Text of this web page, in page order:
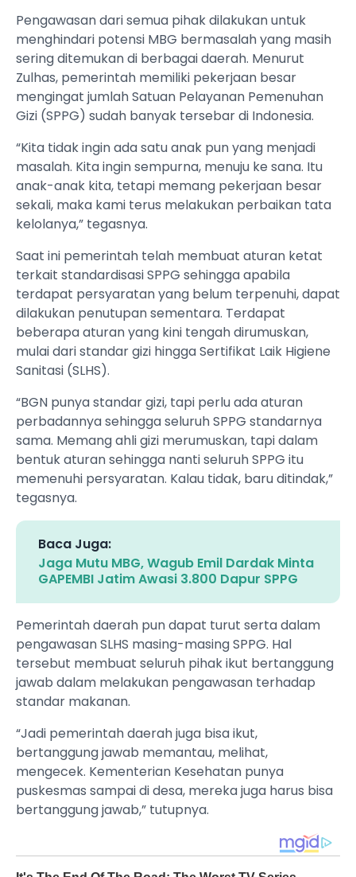
Pengawasan dari semua pihak dilakukan untuk
menghindari potensi MBG bermasalah yang masih
sering ditemukan di berbagai daerah. Menurut
Zulhas, pemerintah memiliki pekerjaan besar
mengingat jumlah Satuan Pelayanan Pemenuhan
Gizi (SPPG) sudah banyak tersebar di Indonesia.
“Kita tidak ingin ada satu anak pun yang menjadi
masalah. Kita ingin sempurna, menuju ke sana. Itu
anak-anak kita, tetapi memang pekerjaan besar
sekali, maka kami terus melakukan perbaikan tata
kelolanya,” tegasnya.
Saat ini pemerintah telah membuat aturan ketat
terkait standardisasi SPPG sehingga apabila
terdapat persyaratan yang belum terpenuhi, dapat
dilakukan penutupan sementara. Terdapat
beberapa aturan yang kini tengah dirumuskan,
mulai dari standar gizi hingga Sertifikat Laik Higiene
Sanitasi (SLHS).
“BGN punya standar gizi, tapi perlu ada aturan
perbadannya sehingga seluruh SPPG standarnya
sama. Memang ahli gizi merumuskan, tapi dalam
bentuk aturan sehingga nanti seluruh SPPG itu
memenuhi persyaratan. Kalau tidak, baru ditindak,”
tegasnya.
Baca Juga:
Jaga Mutu MBG, Wagub Emil Dardak Minta
GAPEMBI Jatim Awasi 3.800 Dapur SPPG
Pemerintah daerah pun dapat turut serta dalam
pengawasan SLHS masing-masing SPPG. Hal
tersebut membuat seluruh pihak ikut bertanggung
jawab dalam melakukan pengawasan terhadap
standar makanan.
“Jadi pemerintah daerah juga bisa ikut,
bertanggung jawab memantau, melihat,
mengecek. Kementerian Kesehatan punya
puskesmas sampai di desa, mereka juga harus bisa
bertanggung jawab,” tutupnya.